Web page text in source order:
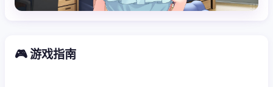
🎮 游戏指南